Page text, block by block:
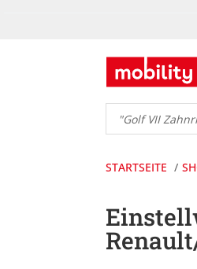
Products
search
STARTSEITE